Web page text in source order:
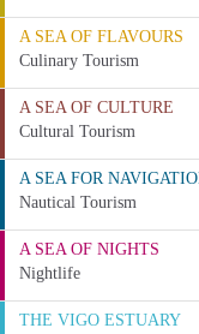
A SEA OF FLAVOURS
Culinary Tourism
A SEA OF CULTURE
Cultural Tourism
A SEA FOR
Nautical Tourism
A SEA OF NIGHTS
Nightlife
THE VIGO ESTUARY